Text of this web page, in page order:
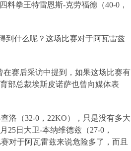
料拳王特雷恩斯-克劳福德（40-0 ，
到什么呢？这场比赛对于阿瓦雷兹
在赛后采访中提到，如果这场比赛有
部总裁埃斯皮诺萨也曾向媒体表
查洛（32-0 ， 22KO），只是没有多大
月 25日大卫-本纳维德兹（27-0 ，
对于阿瓦雷兹来说危险多了，而且